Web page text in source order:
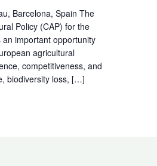
Barcelona, Spain The
Policy (CAP) for the
important opportunity
agricultural
competitiveness, and
biodiversity loss, […]